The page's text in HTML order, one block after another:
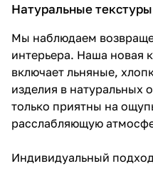
Натуральные
Мы наблюдаем
интерьера. Наша новая
включает льняные,
изделия в натуральных
только приятны на
расслабляющую
Индивидуальный